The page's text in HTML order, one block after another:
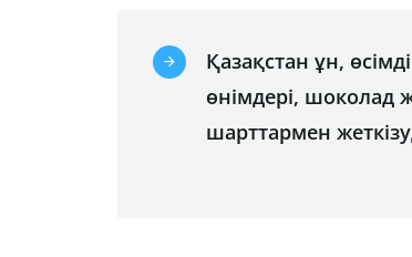
Қазақстан ұн,
өнімдері, шоколад
шарттармен